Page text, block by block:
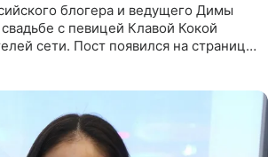
блогера и ведущего Димы
с певицей Клавой Кокой
сети. Пост появился на странице